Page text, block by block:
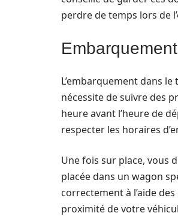
perdre de temps lors de
L’embarquement dans
nécessite de suivre des
heure avant l’heure de
respecter les horaires
Une fois sur place, vous
placée dans un wagon
correctement à l’aide
proximité de votre